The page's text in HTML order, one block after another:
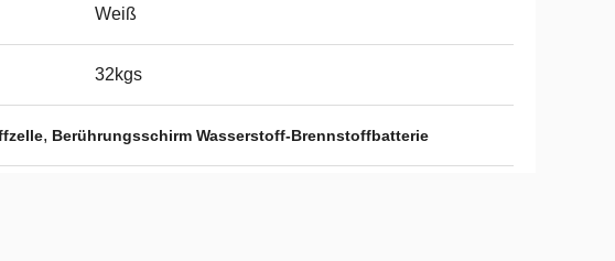
Weiß
32kgs
, Berührungsschirm Wasserstoff-Brennstoffbatterie